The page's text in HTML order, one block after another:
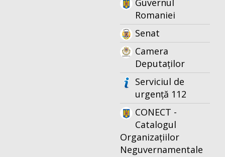
Guvernul
Romaniei
Senat
Camera
Deputaților
Serviciul de
urgență 112
CONECT -
Catalogul
Organizațiilor
Neguvernamentale